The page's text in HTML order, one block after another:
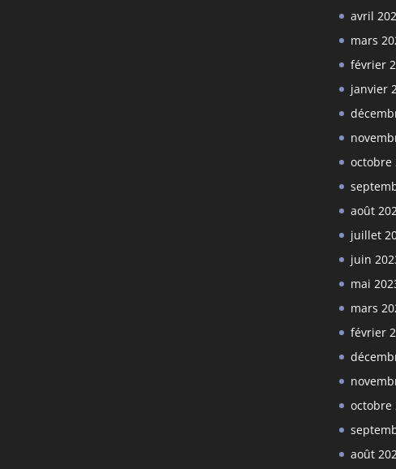
avril
mars
février
janvier
octobre
août
juillet
juin
mai
mars
février
octobre
août